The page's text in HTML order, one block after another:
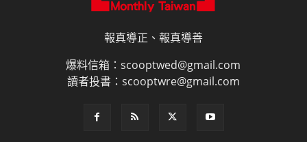
報真導正、報真導善
爆料信箱：scooptwed@gmail.com
讀者投書：scooptwre@gmail.com